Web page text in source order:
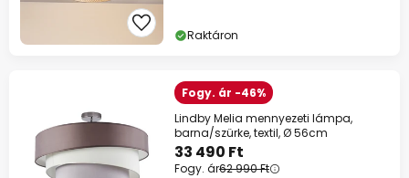
Raktáron
Fogy. ár -46%
Lindby Melia mennyezeti lámpa,
barna/szürke, textil, Ø 56cm
33 490 Ft
Fogy. ár62 990 Ft